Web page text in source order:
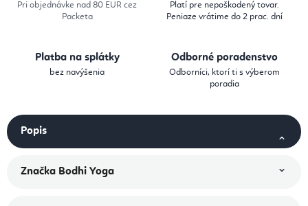
Pri objednávke nad 80 EUR cez
Packeta
Platí pre nepoškodený tovar.
Peniaze vrátime do 2 prac. dní
Platba na splátky
bez navýšenia
Odborné poradenstvo
Odborníci, ktorí ti s výberom
poradia
Popis
Značka Bodhi Yoga